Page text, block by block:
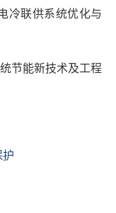
冷联供系统优化与
节能新技术及工程
护